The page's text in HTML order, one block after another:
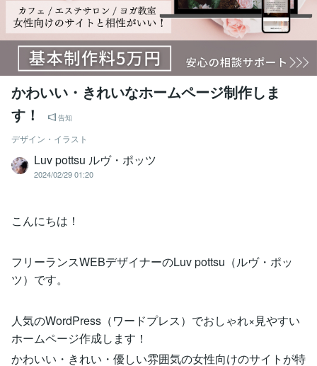
かわいい・きれいなホームページ制作しま
す！
告知
デザイン・イラスト
Luv pottsu ルヴ・ポッツ
2024/02/29 01:20
こんにちは！
フリーランスWEBデザイナーのLuv pottsu（ルヴ・ポッ
ツ）です。
人気のWordPress（ワードプレス）でおしゃれ×見やすい
ホームページ作成します！
かわいい・きれい・優しい雰囲気の女性向けのサイトが特